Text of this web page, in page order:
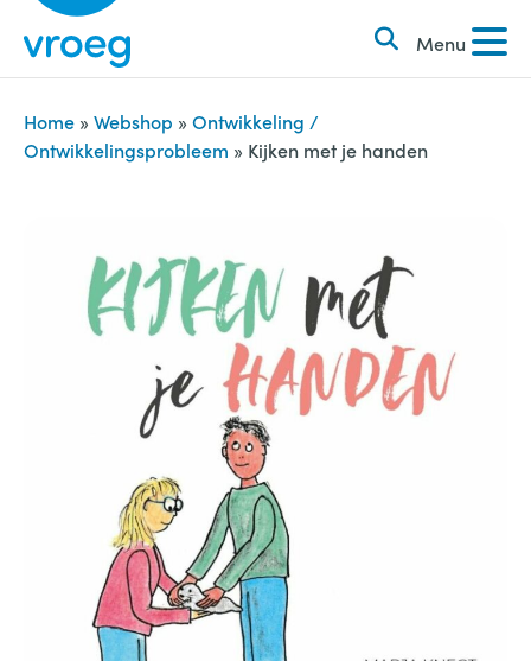
i
Menu
k
e
n
n
a
Home » Webshop » Ontwikkeling /
Ontwikkelingsprobleem » Kijken met je handen